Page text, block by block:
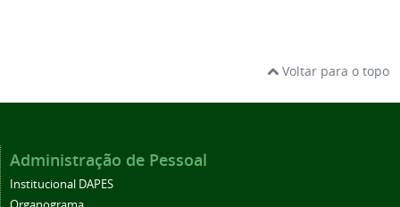
Voltar para o topo
Administração de Pessoal
Institucional DAPES